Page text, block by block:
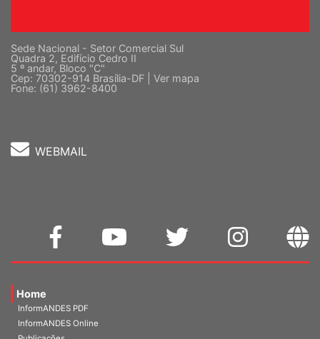
Sede Nacional - Setor Comercial Sul
Quadra 2, Edifício Cedro II
5 º andar, Bloco "C"
Cep: 70302-914 Brasília-DF | Ver mapa
Fone: (61) 3962-8400
WEBMAIL
Home
InformANDES PDF
InformANDES Online